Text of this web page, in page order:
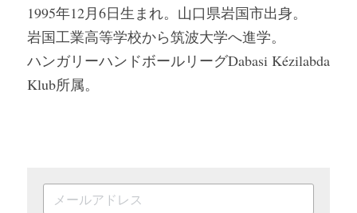
1995年12月6日生まれ。山口県岩国市出身。
岩国工業高等学校から筑波大学へ進学。
ハンガリーハンドボールリーグDabasi Kézilabda
Klub所属。